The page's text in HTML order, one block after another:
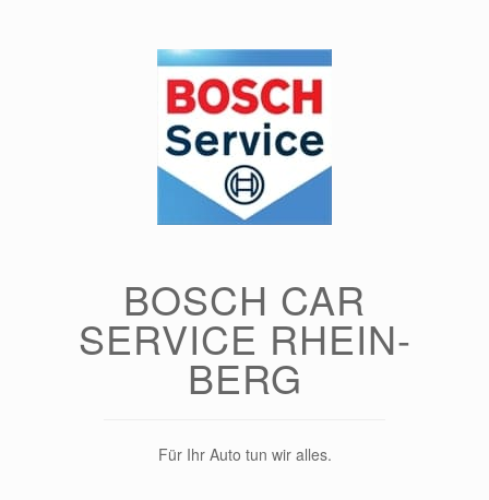
BOSCH CAR
SERVICE RHEIN-
BERG
Für Ihr Auto tun wir alles.